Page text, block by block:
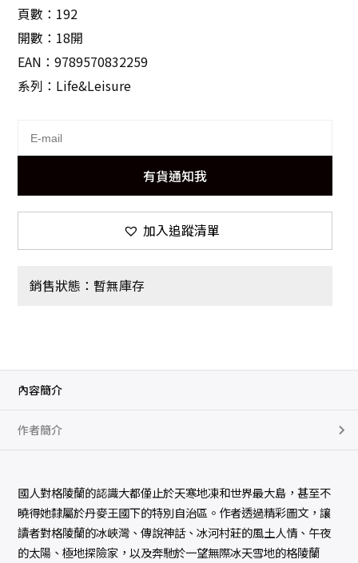
頁數：192
開數：18開
EAN：9789570832259
系列：Life&Leisure
有貨通知我
加入追蹤清單
銷售狀態：暫無庫存
內容簡介
作者簡介
國人對格陵蘭的認識大都僅止於天寒地凍和世界最大島，甚至不
曉得她隸屬於丹麥王國下的特別自治區。作者透過精彩圖文，讓
讀者對格陵蘭的冰峽灣、傳說神話、冰河村莊的風土人情、午夜
的太陽、極地探險家，以及奔馳於一望無際冰天雪地的格陵蘭